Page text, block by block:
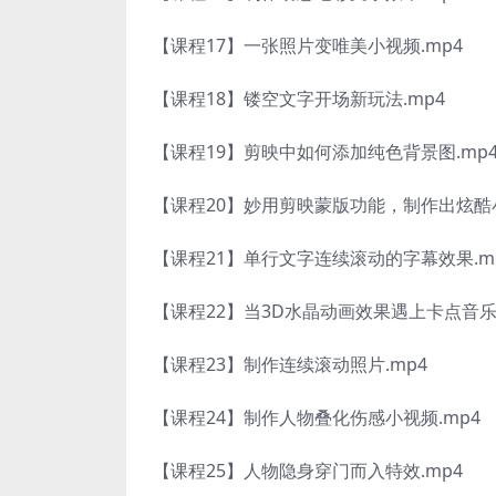
【课程17】一张照片变唯美小视频.mp4
【课程18】镂空文字开场新玩法.mp4
【课程19】剪映中如何添加纯色背景图
【课程20】妙用剪映蒙版功能，制作出炫
【课程21】单行文字连续滚动的字幕效果
【课程22】当3D水晶动画效果遇上卡点音
【课程23】制作连续滚动照片.mp4
【课程24】制作人物叠化伤感小视频.mp4
【课程25】人物隐身穿门而入特效.mp4